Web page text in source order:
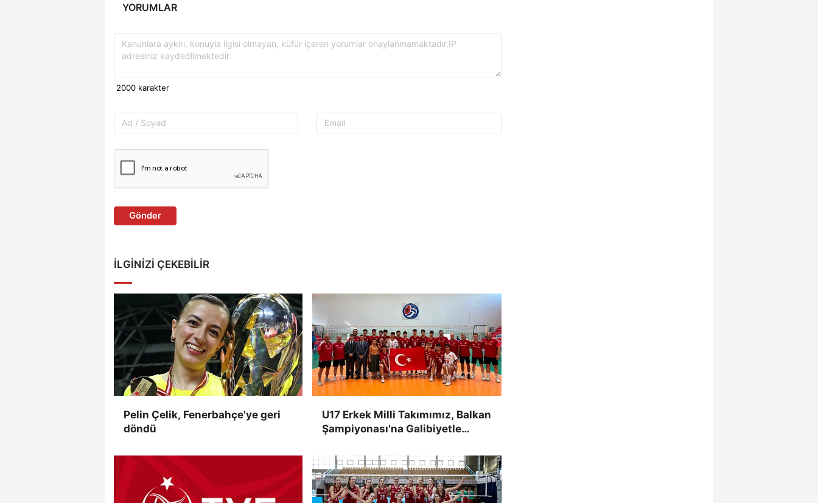
YORUMLAR
Gönder
İLGINIZI ÇEKEBILIR
Pelin Çelik, Fenerbahçe'ye geri
döndü
U17 Erkek Milli Takımımız, Balkan
Şampiyonası'na Galibiyetle